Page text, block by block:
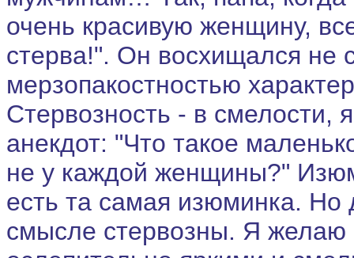
очень красивую женщину,
стерва!". Он восхищался не
мерзопакостностью
Стервозность - в смелости,
анекдот: "Что такое
не у каждой женщины?"
есть та самая изюминка.
смысле стервозны. Я